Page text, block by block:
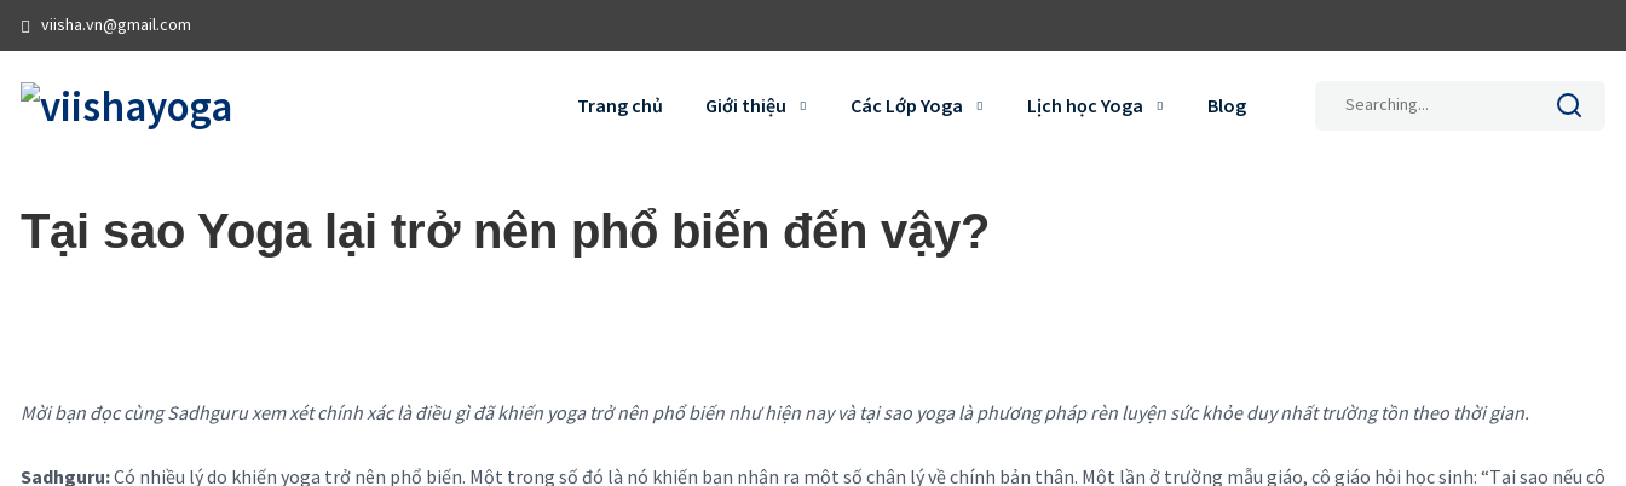
viisha.vn@gmail.com
Trang chủ Giới thiệu Các Lớp Yoga Lịch học Yoga Blog
Tại sao Yoga lại trở nên phổ biến đến vậy?
Mời bạn đọc cùng Sadhguru xem xét chính xác là điều gì đã khiến yoga trở nên phổ biến như hiện nay và tại sao yoga là phương pháp rèn luyện sức khỏe duy nhất trường tồn theo thời gian.
Sadhguru:Có nhiều lý do khiến yoga trở nên phổ biến. Một trong số đó là nó khiến bạn nhận ra một số chân lý về chính bản thân. Một lần ở trường mẫu giáo, cô giáo hỏi học sinh: “Tại sao nếu cô